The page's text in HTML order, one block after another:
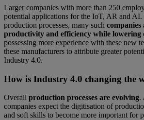
Larger companies with more than 250
potential applications for the IoT, AR and
production processes, many such companies
productivity and efficiency while lowering
possessing more experience with these new
these manufacturers to attribute greater
Industry 4.0.
How is Industry 4.0 changing the
Overall production processes are evolving.
companies expect the digitisation of
and soft skills to become more important for